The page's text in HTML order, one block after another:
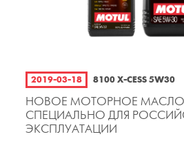
2019-03-18 8100 X-CESS 5W30
НОВОЕ МОТОРНОЕ
СПЕЦИАЛЬНО ДЛЯ
ЭКСПЛУАТАЦИИ